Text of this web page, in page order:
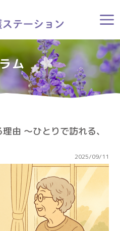
ム
由 〜ひとりで訪れる、
2025/09/11